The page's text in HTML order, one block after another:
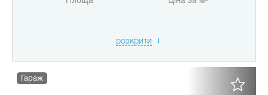
розкрити
Гараж